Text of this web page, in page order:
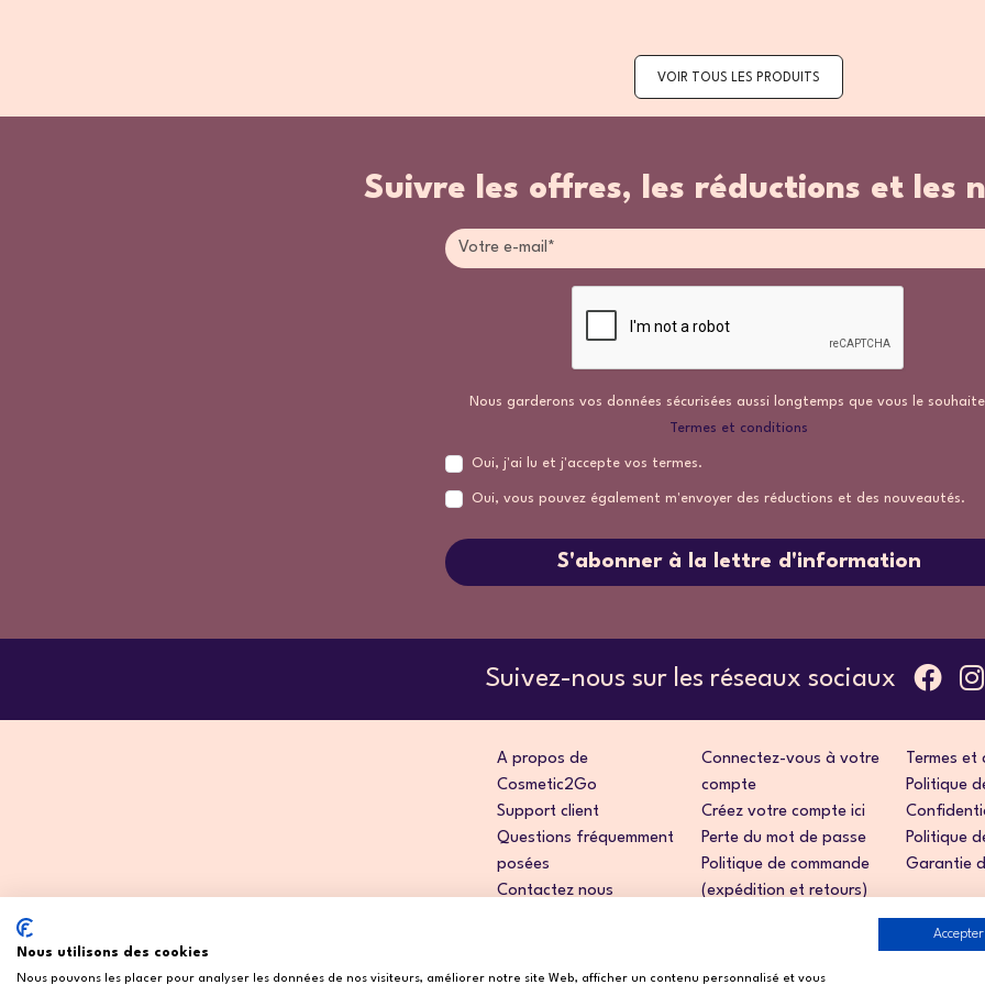
VOIR TOUS LES PRODUITS
Suivre les offres, les réductions et les
Nous garderons vos données sécurisées aussi longtemps que vous le
Termes et conditions
Oui, j'ai lu et j'accepte vos termes.
Oui, vous pouvez également m'envoyer des réductions et des nouveautés.
S'abonner à la lettre d'information
Suivez-nous sur les réseaux sociaux
A propos de
Cosmetic2Go
Support client
Questions fréquemment
posées
Contactez nous
Connectez-vous à votre
compte
Créez votre compte ici
Perte du mot de passe
Politique de commande
(expédition et retours)
Termes et
Politique
Politique
Garantie
Nous utilisons des cookies
Nous pouvons les placer pour analyser les données de nos visiteurs, améliorer notre site Web, afficher un contenu personnalisé et vous